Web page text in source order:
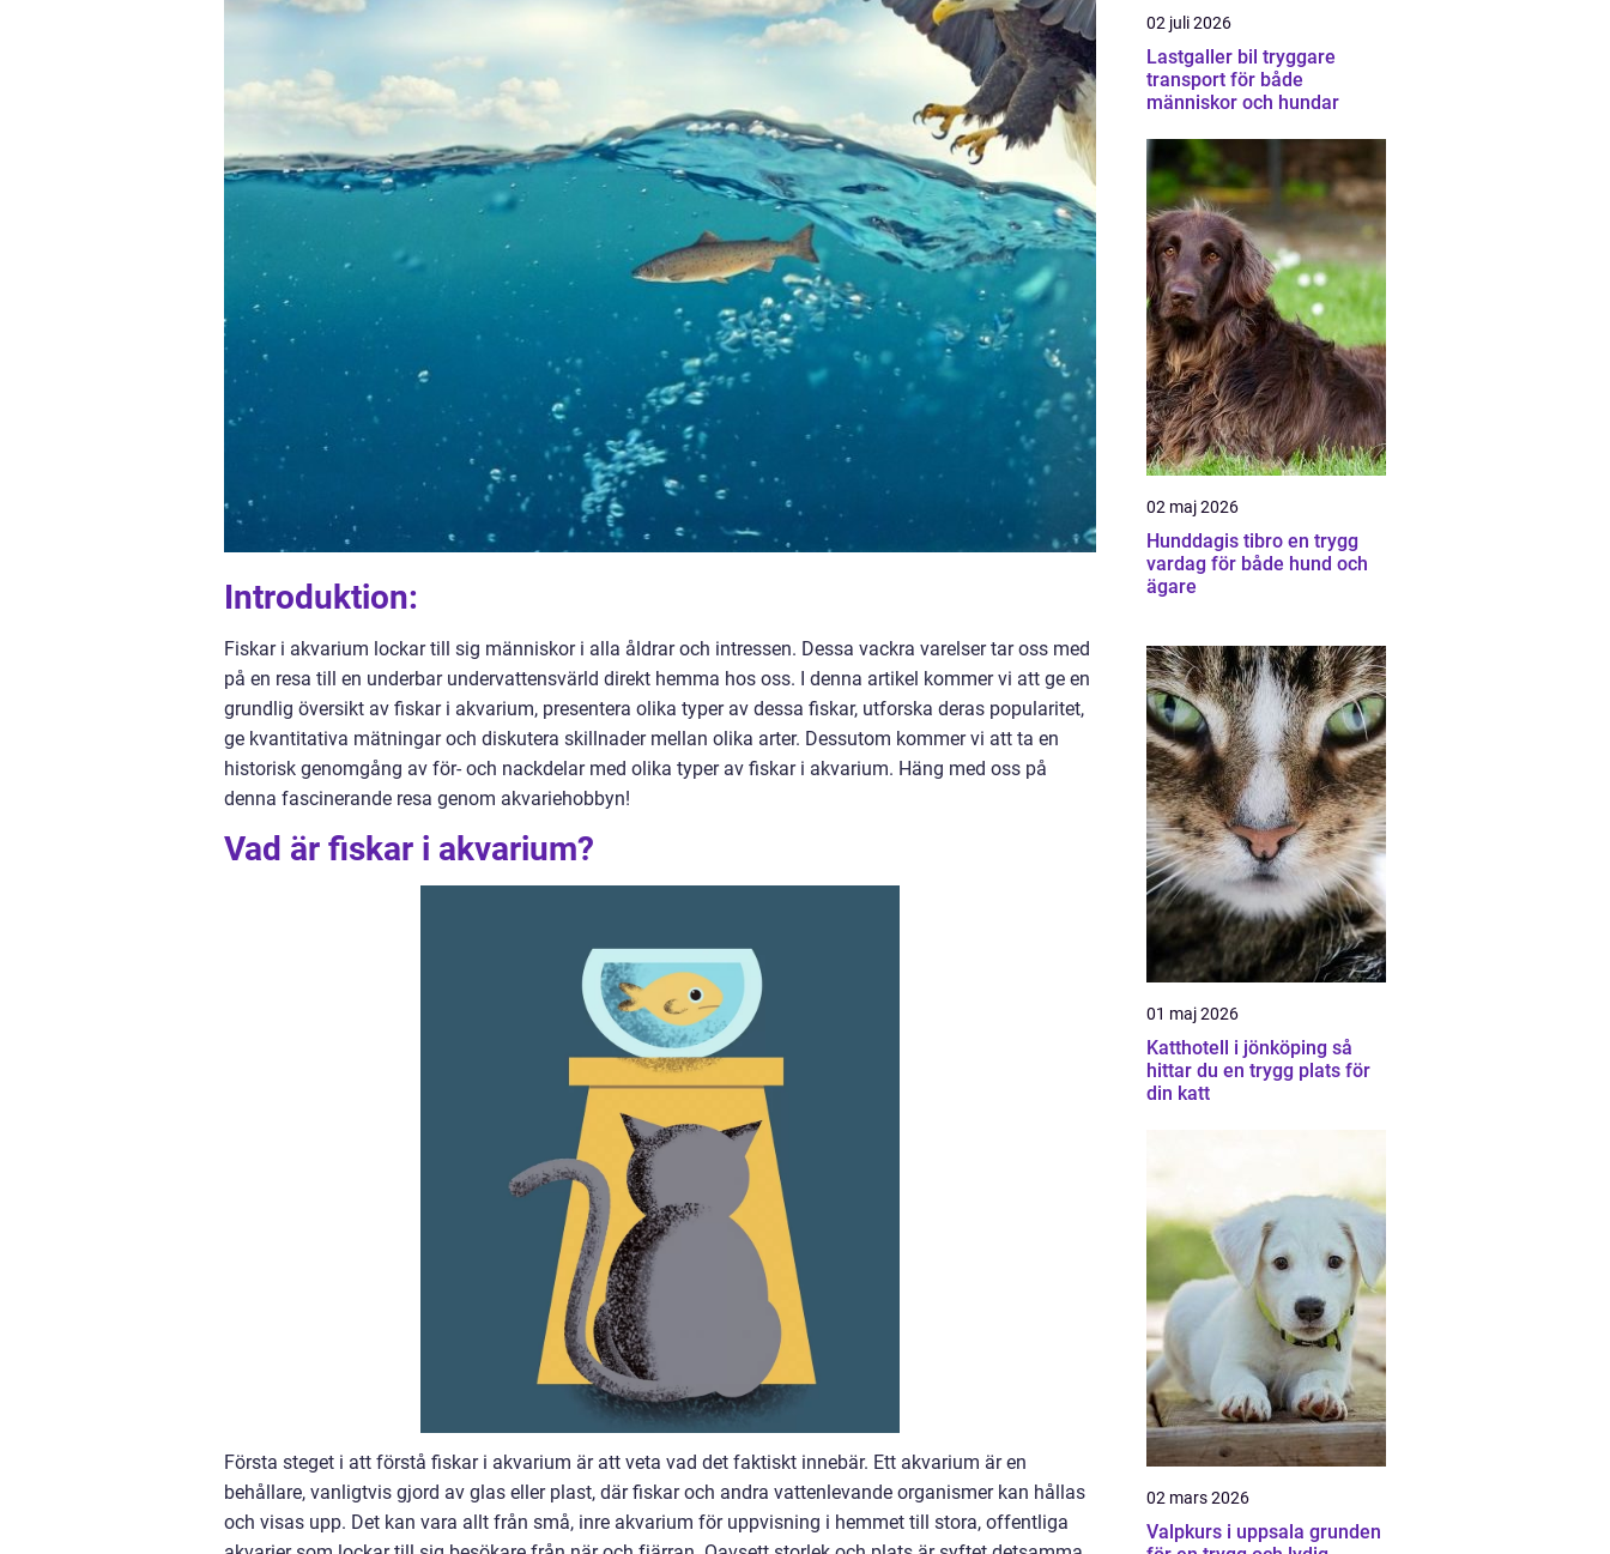
Introduktion:
Fiskar i akvarium lockar till sig människor i alla åldrar och intressen. Dessa vackra varelser tar oss med
på en resa till en underbar undervattensvärld direkt hemma hos oss. I denna artikel kommer vi att ge en
grundlig översikt av fiskar i akvarium, presentera olika typer av dessa fiskar, utforska deras popularitet,
ge kvantitativa mätningar och diskutera skillnader mellan olika arter. Dessutom kommer vi att ta en
historisk genomgång av för- och nackdelar med olika typer av fiskar i akvarium. Häng med oss på
denna fascinerande resa genom akvariehobbyn!
Vad är fiskar i akvarium?
Första steget i att förstå fiskar i akvarium är att veta vad det faktiskt innebär. Ett akvarium är en
behållare, vanligtvis gjord av glas eller plast, där fiskar och andra vattenlevande organismer kan hållas
och visas upp. Det kan vara allt från små, inre akvarium för uppvisning i hemmet till stora, offentliga
02 juli 2026
Lastgaller bil tryggare
transport för både
människor och hundar
02 maj 2026
Hunddagis tibro en trygg
vardag för både hund och
ägare
01 maj 2026
Katthotell i jönköping så
hittar du en trygg plats för
din katt
02 mars 2026
Valpkurs i uppsala grunden